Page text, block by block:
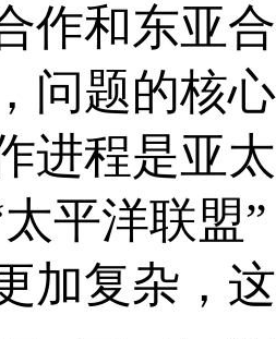
作和东亚
问题的核
进程是亚
太平洋联
加复杂，